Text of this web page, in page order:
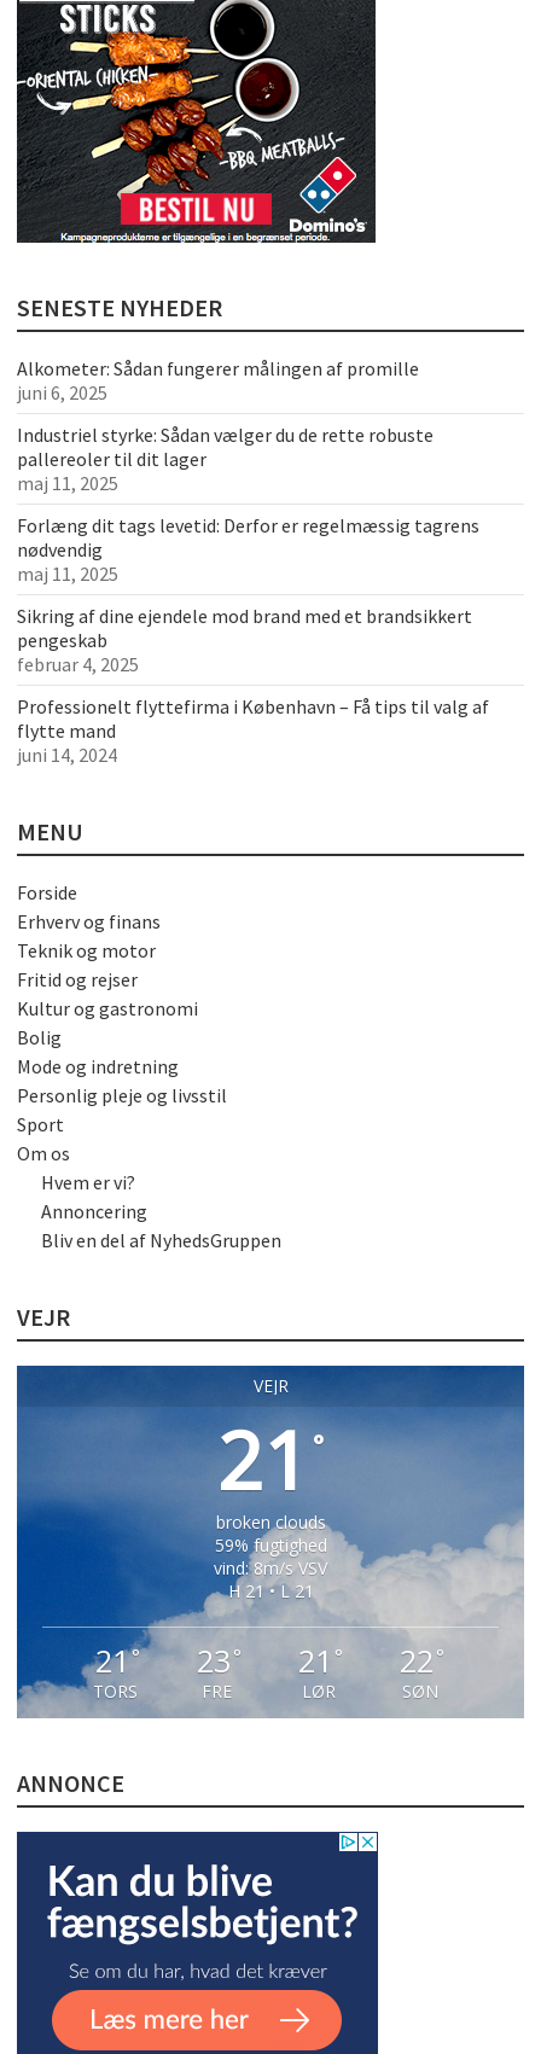
SENESTE NYHEDER
Alkometer: Sådan fungerer målingen af promille
juni 6, 2025
Industriel styrke: Sådan vælger du de rette robuste
pallereoler til dit lager
maj 11, 2025
Forlæng dit tags levetid: Derfor er regelmæssig tagrens
nødvendig
maj 11, 2025
Sikring af dine ejendele mod brand med et brandsikkert
pengeskab
februar 4, 2025
Professionelt flyttefirma i København – Få tips til valg af
flytte mand
juni 14, 2024
MENU
Forside
Erhverv og finans
Teknik og motor
Fritid og rejser
Kultur og gastronomi
Bolig
Mode og indretning
Personlig pleje og livsstil
Sport
Om os
Hvem er vi?
Annoncering
Bliv en del af NyhedsGruppen
VEJR
VEJR
21°
broken clouds
59% fugtighed
vind: 8m/s VSV
H 21 • L 21
21°
TORS
23 °
FRE
21 °
LØR
22 °
SØN
ANNONCE